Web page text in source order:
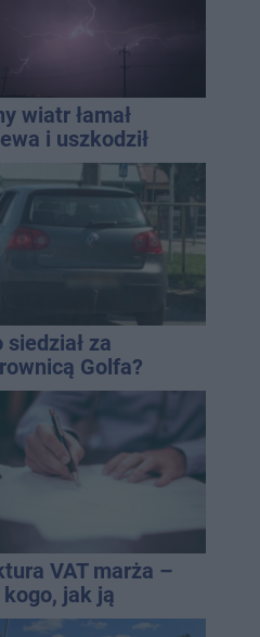
wiatr łamał
i uszkodził
To nie koniec
siedział za
Golfa?
zbiegł po
VAT marża –
kogo, jak ją
i jak rozliczyć